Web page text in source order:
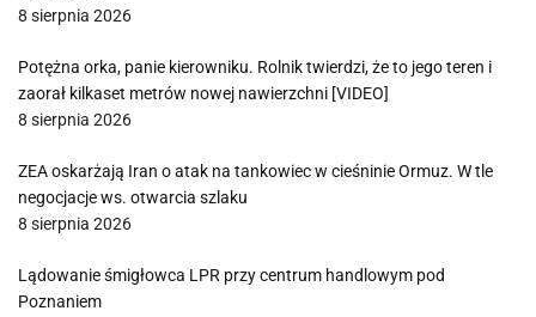
8 sierpnia 2026
Potężna orka, panie kierowniku. Rolnik twierdzi, że to jego teren i
zaorał kilkaset metrów nowej nawierzchni [VIDEO]
8 sierpnia 2026
ZEA oskarżają Iran o atak na tankowiec w cieśninie Ormuz. W tle
negocjacje ws. otwarcia szlaku
8 sierpnia 2026
Lądowanie śmigłowca LPR przy centrum handlowym pod
Poznaniem